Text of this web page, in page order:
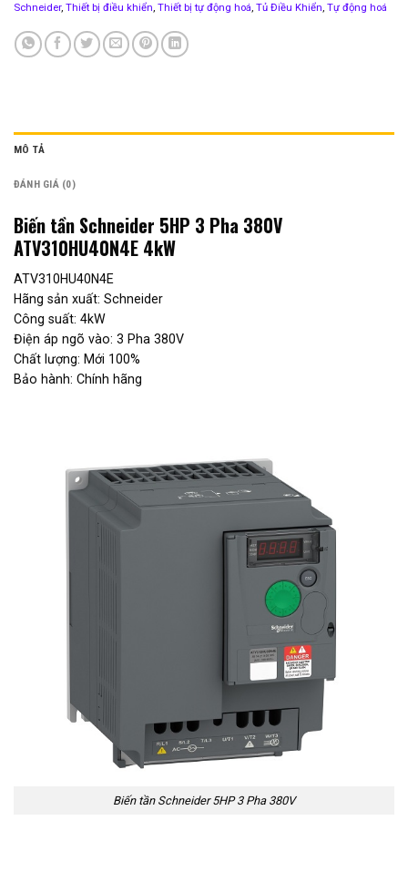
Schneider, Thiết bị điều khiển, Thiết bị tự động hoá, Tủ Điều Khiển, Tự động hoá
MÔ TẢ
ĐÁNH GIÁ (0)
Biến tần Schneider 5HP 3 Pha 380V
ATV310HU40N4E 4kW
ATV310HU40N4E
Hãng sản xuất: Schneider
Công suất: 4kW
Điện áp ngõ vào: 3 Pha 380V
Chất lượng: Mới 100%
Bảo hành: Chính hãng
Biến tần Schneider 5HP 3 Pha 380V